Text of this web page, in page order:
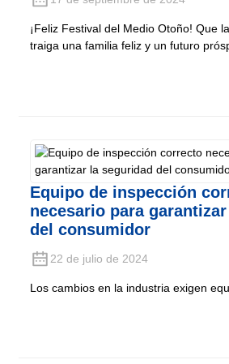
¡Feliz Festival del Medio Otoño! Que
traiga una familia feliz y un futuro
Equipo de inspección
necesario para
del consumidor
22 de julio de 2024
Los cambios en la industria exigen